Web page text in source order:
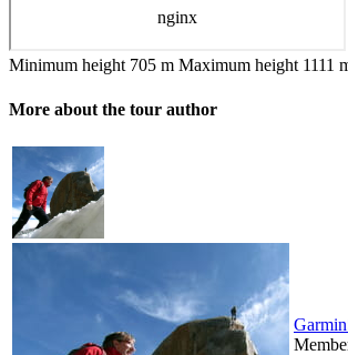
Minimum height 705 m Maximum height 1111
More about the tour author